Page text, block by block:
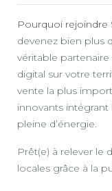
Pourquoi rejoindre
devenez bien plus
véritable
digital sur votre
vente la plus
innovants intégrant
pleine d’énergie.
Prêt(e) à relever le
locales grâce à la